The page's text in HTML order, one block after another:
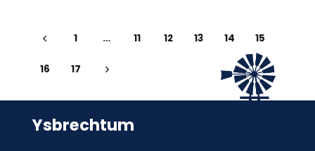
1 … 11 12 13 14 15
16 17
Ysbrechtum